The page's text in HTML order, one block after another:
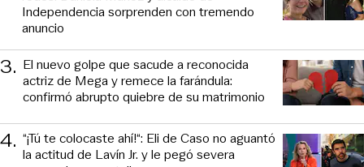
Independencia sorprenden con tremendo
anuncio
3. El nuevo golpe que sacude a reconocida
actriz de Mega y remece la farándula:
confirmó abrupto quiebre de su matrimonio
4. “¡Tú te colocaste ahí!“: Eli de Caso no aguantó
la actitud de Lavín Jr. y le pegó severa